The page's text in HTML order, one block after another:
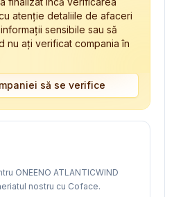
atenție detaliile de afaceri
sensibile sau să
nu ați verificat compania în
să se verifice
ONEENO ATLANTICWIND
nostru cu Coface.